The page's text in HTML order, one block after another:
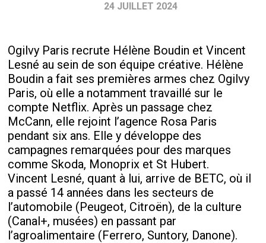
24 JUILLET 2024
Ogilvy Paris recrute Hélène Boudin et Vincent
Lesné au sein de son équipe créative. Hélène
Boudin a fait ses premières armes chez Ogilvy
Paris, où elle a notamment travaillé sur le
compte Netflix. Après un passage chez
McCann, elle rejoint l’agence Rosa Paris
pendant six ans. Elle y développe des
campagnes remarquées pour des marques
comme Skoda, Monoprix et St Hubert.
Vincent Lesné, quant à lui, arrive de BETC, où il
a passé 14 années dans les secteurs de
l’automobile (Peugeot, Citroën), de la culture
(Canal+, musées) en passant par
l’agroalimentaire (Ferrero, Suntory, Danone).